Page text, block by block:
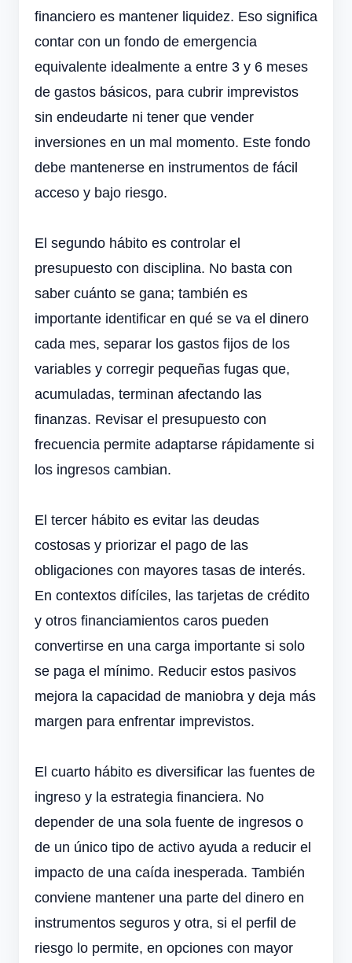
financiero es mantener liquidez. Eso significa
contar con un fondo de emergencia
equivalente idealmente a entre 3 y 6 meses
de gastos básicos, para cubrir imprevistos
sin endeudarte ni tener que vender
inversiones en un mal momento. Este fondo
debe mantenerse en instrumentos de fácil
acceso y bajo riesgo.
El segundo hábito es controlar el
presupuesto con disciplina. No basta con
saber cuánto se gana; también es
importante identificar en qué se va el dinero
cada mes, separar los gastos fijos de los
variables y corregir pequeñas fugas que,
acumuladas, terminan afectando las
finanzas. Revisar el presupuesto con
frecuencia permite adaptarse rápidamente si
los ingresos cambian.
El tercer hábito es evitar las deudas
costosas y priorizar el pago de las
obligaciones con mayores tasas de interés.
En contextos difíciles, las tarjetas de crédito
y otros financiamientos caros pueden
convertirse en una carga importante si solo
se paga el mínimo. Reducir estos pasivos
mejora la capacidad de maniobra y deja más
margen para enfrentar imprevistos.
El cuarto hábito es diversificar las fuentes de
ingreso y la estrategia financiera. No
depender de una sola fuente de ingresos o
de un único tipo de activo ayuda a reducir el
impacto de una caída inesperada. También
conviene mantener una parte del dinero en
instrumentos seguros y otra, si el perfil de
riesgo lo permite, en opciones con mayor